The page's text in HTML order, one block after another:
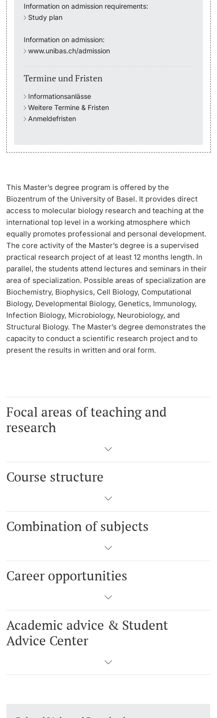
Hörerinnen/Hörer
Student Life
Beratung & Support
Studienberatung
Soziales & Gesundheit
Militär- & Zivildienst
Inklusive Universität
Koordinationsstelle für Geflüchtete
Beratungswegweiser
Langes Studium
Lernen & Lehren
KI in Studium und Lehre
Universitätsbibliothek Basel
Lernräume
Information on admission requirements:
Study plan
Information on admission:
www.unibas.ch/admission
Termine und Fristen
Informationsanlässe
Weitere Termine & Fristen
Anmeldefristen
This Master’s degree program is offered by the
Biozentrum of the University of Basel. It provides direct
access to molecular biology research and teaching at the
international top level in a working atmosphere which
equally promotes professional and personal development.
The core activity of the Master’s degree is a supervised
practical research project of at least 12 months length. In
parallel, the students attend lectures and seminars in their
area of specialization. Possible areas of specialization are
Biochemistry, Biophysics, Cell Biology, Computational
Biology, Developmental Biology, Genetics, Immunology,
Infection Biology, Microbiology, Neurobiology, and
Structural Biology. The Master’s degree demonstrates the
capacity to conduct a scientific research project and to
present the results in written and oral form.
Focal areas of teaching and
research
Course structure
Combination of subjects
Career opportunities
Academic advice & Student
Advice Center